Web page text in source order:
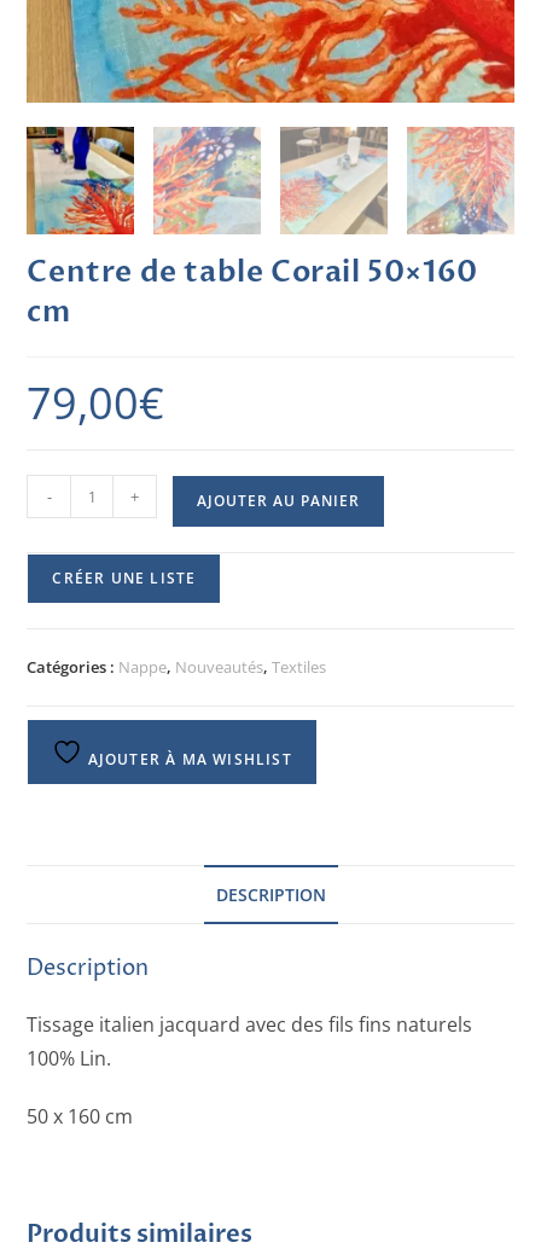
Centre de table Corail 50×160
cm
79,00€
- + AJOUTER AU PANIER
CRÉER UNE LISTE
Catégories : Nappe, Nouveautés,Textiles
AJOUTER À MA WISHLIST
DESCRIPTION
Description
Tissage italien jacquard avec des fils fins naturels
100% Lin.
50 x 160 cm
Produits similaires